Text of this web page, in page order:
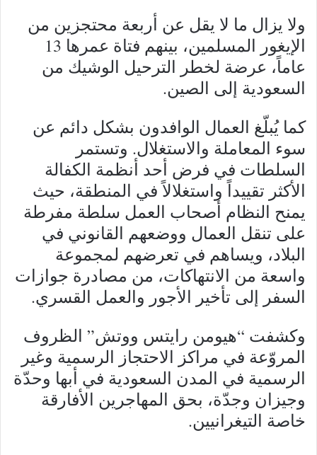
ولا يزال ما لا يقل عن أربعة محتجزين من
الإيغور المسلمين، بينهم فتاة عمرها 13
عاماً، عرضة لخطر الترحيل الوشيك من
السعودية إلى الصين.
كما يُبلّغ العمال الوافدون بشكل دائم عن
سوء المعاملة والاستغلال. وتستمر
السلطات في فرض أحد أنظمة الكفالة
الأكثر تقييداً واستغلالاً في المنطقة، حيث
يمنح النظام أصحاب العمل سلطة مفرطة
على تنقل العمال ووضعهم القانوني في
البلاد، ويساهم في تعرضهم لمجموعة
واسعة من الانتهاكات، من مصادرة جوازات
السفر إلى تأخير الأجور والعمل القسري.
وكشفت “هيومن رايتس ووتش” الظروف
المروّعة في مراكز الاحتجاز الرسمية وغير
الرسمية في المدن السعودية في أبها وحدّة
وجيزان وجدّة، بحق المهاجرين الأفارقة
خاصة التيغرانيين.